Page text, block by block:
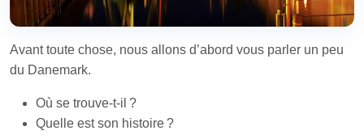
Avant toute chose, nous allons d’abord vous parler un peu
du Danemark.
Où se trouve-t-il ?
Quelle est son histoire ?